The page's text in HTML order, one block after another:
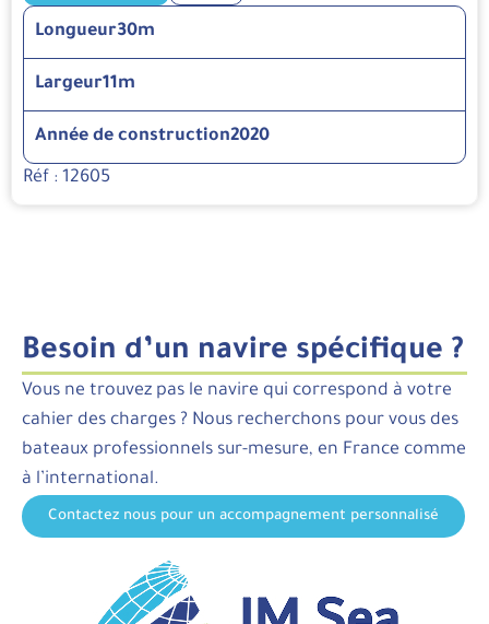
Longueur30m
Largeur11m
Année de construction2020
Réf : 12605
Besoin d’un navire spécifique ?
Vous ne trouvez pas le navire qui correspond à votre
cahier des charges ? Nous recherchons pour vous des
bateaux professionnels sur-mesure, en France comme
à l’international.
Contactez nous pour un accompagnement personnalisé